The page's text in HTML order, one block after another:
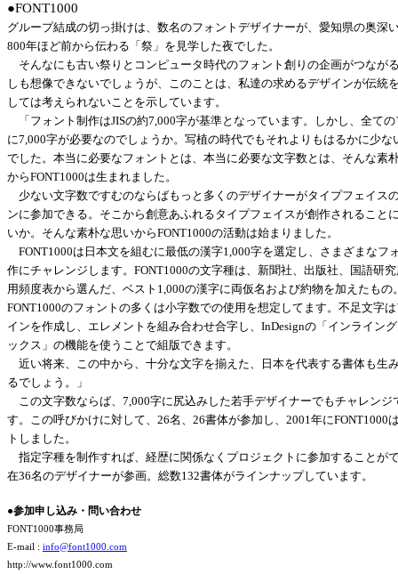
●FONT1000
グループ結成の切っ掛けは、数名のフォントデザイナーが、愛知県の奥深
800年ほど前から伝わる「祭」を見学した夜でした。
そんなにも古い祭りとコンピュータ時代のフォント創りの企画がつなが
しも想像できないでしょうが、このことは、私達の求めるデザインが伝統
しては考えられないことを示しています。
「フォント制作はJISの約7,000字が基準となっています。しかし、全て
に7,000字が必要なのでしょうか。写植の時代でもそれよりもはるかに少な
でした。本当に必要なフォントとは、本当に必要な文字数とは、そんな素
からFONT1000は生まれました。
少ない文字数ですむのならばもっと多くのデザイナーがタイプフェイス
ンに参加できる。そこから創意あふれるタイプフェイスが創作されること
いか。そんな素朴な思いからFONT1000の活動は始まりました。
FONT1000は日本文を組むに最低の漢字1,000字を選定し、さまざまなフ
作にチャレンジします。FONT1000の文字種は、新聞社、出版社、国語研
用頻度表から選んだ、ベスト1,000の漢字に両仮名および約物を加えたもの
FONT1000のフォントの多くは小字数での使用を想定してます。不足文字
インを作成し、エレメントを組み合わせ合字し、InDesignの「インライン
ックス」の機能を使うことで組版できます。
近い将来、この中から、十分な文字を揃えた、日本を代表する書体も生
るでしょう。」
この文字数ならば、7,000字に尻込みした若手デザイナーでもチャレンジ
す。この呼びかけに対して、26名、26書体が参加し、2001年にFONT1000
トしました。
指定字種を制作すれば、経歴に関係なくプロジェクトに参加することが
在36名のデザイナーが参画。総数132書体がラインナップしています。
●参加申し込み・問い合わせ
FONT1000事務局
E-mail : info@font1000.com
http://www.font1000.com